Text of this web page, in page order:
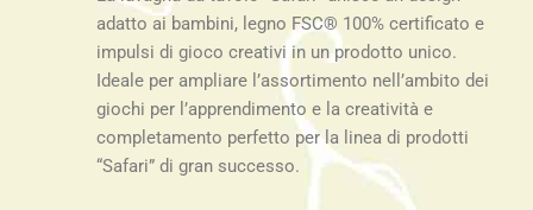
adatto ai bambini, legno FSC® 100% certificato e
impulsi di gioco creativi in un prodotto unico.
Ideale per ampliare l’assortimento nell’ambito dei
giochi per l’apprendimento e la creatività e
completamento perfetto per la linea di prodotti
“Safari” di gran successo.